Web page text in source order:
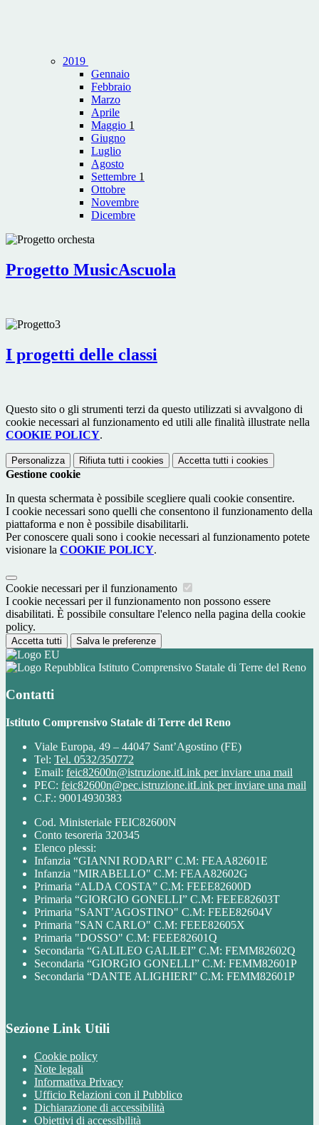
2019
Gennaio
Febbraio
Marzo
Aprile
Maggio 1
Giugno
Luglio
Agosto
Settembre 1
Ottobre
Novembre
Dicembre
Progetto MusicAscuola
I progetti delle classi
Questo sito o gli strumenti terzi da questo utilizzati si avvalgono di
cookie necessari al funzionamento ed utili alle finalità illustrate nella
COOKIE POLICY.
Personalizza Rifiuta tutti i cookies Accetta tutti i cookies
Gestione cookie
In questa schermata è possibile scegliere quali cookie consentire.
I cookie necessari sono quelli che consentono il funzionamento della
piattaforma e non è possibile disabilitarli.
Per conoscere quali sono i cookie necessari al funzionamento potete
visionare la COOKIE POLICY.
Cookie necessari per il funzionamento
I cookie necessari per il funzionamento non possono essere
disabilitati. È possibile consultare l'elenco nella pagina della cookie
policy.
Accetta tutti Salva le preferenze
Istituto Comprensivo Statale di Terre del Reno
Contatti
Istituto Comprensivo Statale di Terre del Reno
Viale Europa, 49 – 44047 Sant’Agostino (FE)
Tel: Tel. 0532/350772
Email: feic82600n@istruzione.itLink per inviare una mail
PEC: feic82600n@pec.istruzione.itLink per inviare una mail
C.F.: 90014930383
Cod. Ministeriale FEIC82600N
Conto tesoreria 320345
Elenco plessi:
Infanzia “GIANNI RODARI” C.M: FEAA82601E
Infanzia "MIRABELLO" C.M: FEAA82602G
Primaria “ALDA COSTA” C.M: FEEE82600D
Primaria “GIORGIO GONELLI” C.M: FEEE82603T
Primaria "SANT’AGOSTINO" C.M: FEEE82604V
Primaria "SAN CARLO" C.M: FEEE82605X
Primaria "DOSSO" C.M: FEEE82601Q
Secondaria “GALILEO GALILEI” C.M: FEMM82602Q
Secondaria “GIORGIO GONELLI” C.M: FEMM82601P
Secondaria “DANTE ALIGHIERI” C.M: FEMM82601P
Sezione Link Utili
Cookie policy
Note legali
Informativa Privacy
Ufficio Relazioni con il Pubblico
Dichiarazione di accessibilità
Obiettivi di accessibilità